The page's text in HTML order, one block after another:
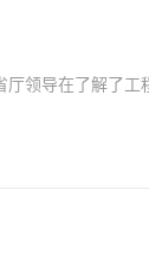
领导在了解了